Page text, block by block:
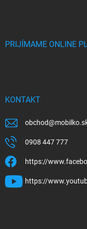
PRIJÍMAME ONLINE
KONTAKT
obchod@
0908 447 777
https://
https://